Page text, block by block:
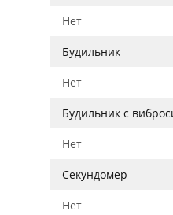
Нет
Будильник
Нет
Будильник с
Нет
Секундомер
Нет